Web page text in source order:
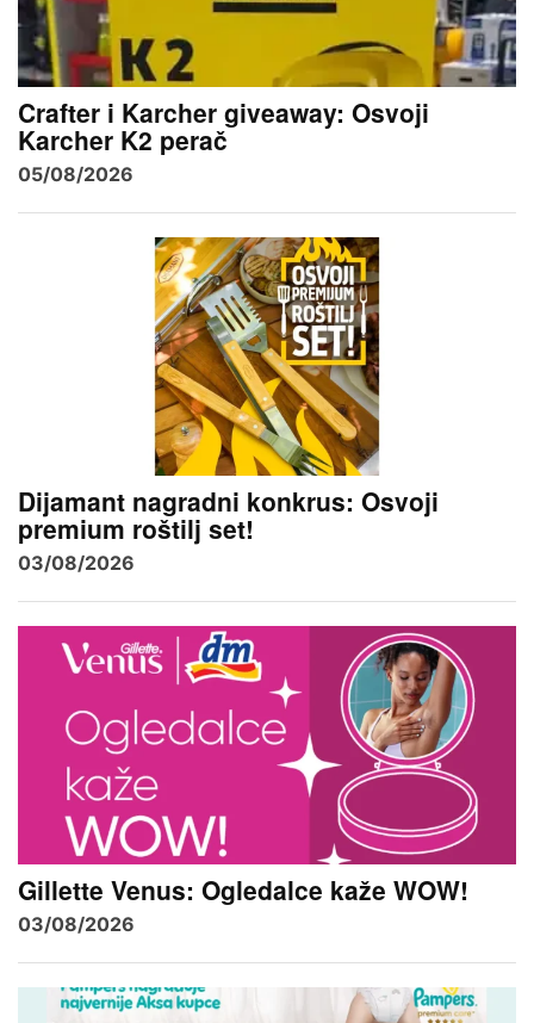
Crafter i Karcher giveaway: Osvoji
Karcher K2 perač
05/08/2026
Dijamant nagradni konkrus: Osvoji
premium roštilj set!
03/08/2026
Gillette Venus: Ogledalce kaže WOW!
03/08/2026